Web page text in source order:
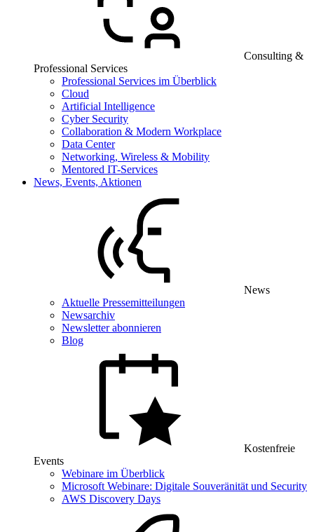
Consulting &
Professional Services
Professional Services im Überblick
Cloud
Artificial Intelligence
Cyber Security
Collaboration & Modern Workplace
Data Center
Networking, Wireless & Mobility
Mentored IT-Services
News, Events, Aktionen
News
Aktuelle Pressemitteilungen
Newsarchiv
Newsletter abonnieren
Blog
Kostenfreie
Events
Webinare im Überblick
Microsoft Webinare: Digitale Souveränität und Security
AWS Discovery Days